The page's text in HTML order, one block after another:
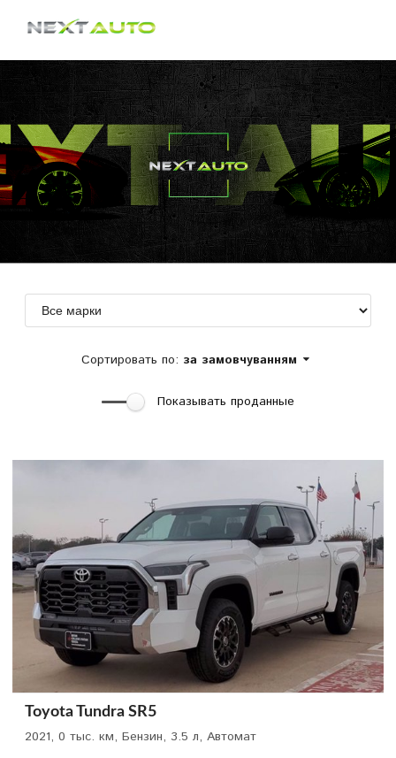
Сортировать по: за замовчуванням
Показывать проданные
Toyota Tundra SR5
2021, 0 тыс. км, Бензин, 3.5 л, Автомат